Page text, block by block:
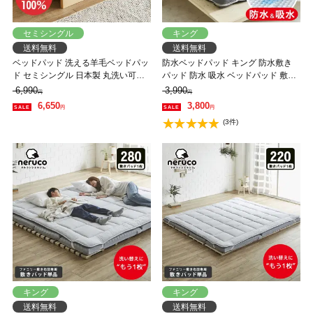
セミシングル
送料無料
ベッドパッド 洗える羊毛ベッドパッ
ド セミシングル 日本製 丸洗い可能
ウール100％中綿 消臭ウールベッド
パッド ウール敷きパッド
6,990円
6,650円
キング
送料無料
防水ベッドパッド キング 防水敷き
パッド 防水 吸水 ベッドパッド 敷き
パッド 洗える おねしょパッド 介護
ペット 防水シーツ 赤ちゃん ベビー
防水パット 汚れ防止 快適 オールシ
ーズン シンプル
3,990円
3,800円
(3件)
キング
送料無料
キング
送料無料